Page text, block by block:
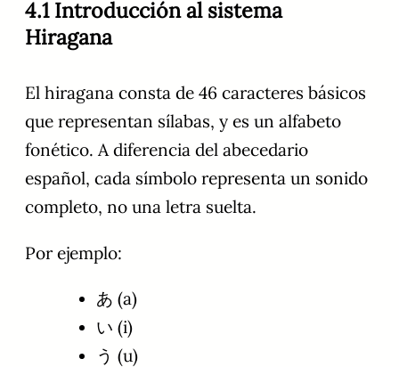
4.1 Introducción al sistema
Hiragana
El hiragana consta de 46 caracteres básicos
que representan sílabas, y es un alfabeto
fonético. A diferencia del abecedario
español, cada símbolo representa un sonido
completo, no una letra suelta.
Por ejemplo:
あ (a)
い (i)
う (u)